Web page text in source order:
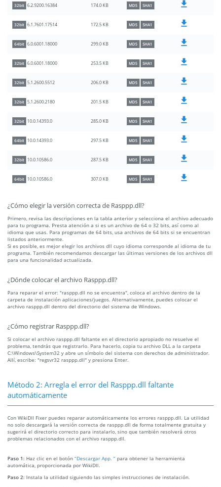
32bit 6.2.9200.16384 174.0 KB MD5 SHA1
32bit 6.1.7601.17514 172.5 KB MD5 SHA1
64bit 6.0.6001.18000 299.0 KB MD5 SHA1
32bit 6.0.6001.18000 253.5 KB MD5 SHA1
32bit 5.1.2600.5512 206.0 KB MD5 SHA1
32bit 5.1.2600.2180 201.5 KB MD5 SHA1
32bit 10.0.14393.0 285.0 KB MD5 SHA1
64bit 10.0.14393.0 297.5 KB MD5 SHA1
32bit 10.0.10586.0 287.5 KB MD5 SHA1
64bit 10.0.10586.0 307.0 KB MD5 SHA1
¿Cómo elegir la versión correcta de Rasppp.dll?
Primero, revisa las descripciones en la tabla anterior y selecciona el archivo adecuado
para tu programa. Presta atención a si es un archivo de 64 o 32 bits, así como al
idioma que usas. Para programas de 64 bits, usa archivos de 64 bits si se encuentran
listados anteriormente.
Si es posible, es mejor elegir los archivos dll cuyo idioma corresponde al idioma de tu
programa. También recomendamos descargar las últimas versiones de los archivos dll
para una funcionalidad actualizada.
¿Dónde colocar el archivo Rasppp.dll?
Para reparar el error: "rasppp.dll no se encuentra", coloca el archivo dentro de la
carpeta de instalación aplicaciones/juegos. Alternativamente, puedes colocar el
archivo rasppp.dll dentro del directorio del sistema de Windows.
¿Cómo registrar Rasppp.dll?
Si colocar el archivo rasppp.dll faltante en el directorio apropiado no resuelve el
problema, tendrás que registrarlo. Para hacerlo, copia tu archivo DLL a la carpeta
C:\Windows\System32 y abre un símbolo del sistema con derechos de administrador.
Allí, escribe: "regsvr32 rasppp.dll" y presiona Enter.
Método 2: Arregla el error del Rasppp.dll faltante
automáticamente
Con WikiDll Fixer puedes reparar automáticamente los errores rasppp.dll. La utilidad
no solo descargará la versión correcta de rasppp.dll de forma totalmente gratuita y
sugerirá el directorio correcto para instalarlo, sino que también resolverá otros
problemas relacionados con el archivo rasppp.dll.
Paso 1: Haz clic en el botón “Descargar App. ” para obtener la herramienta
automática, proporcionada por WikiDll.
Paso 2: Instala la utilidad siguiendo las simples instrucciones de instalación.